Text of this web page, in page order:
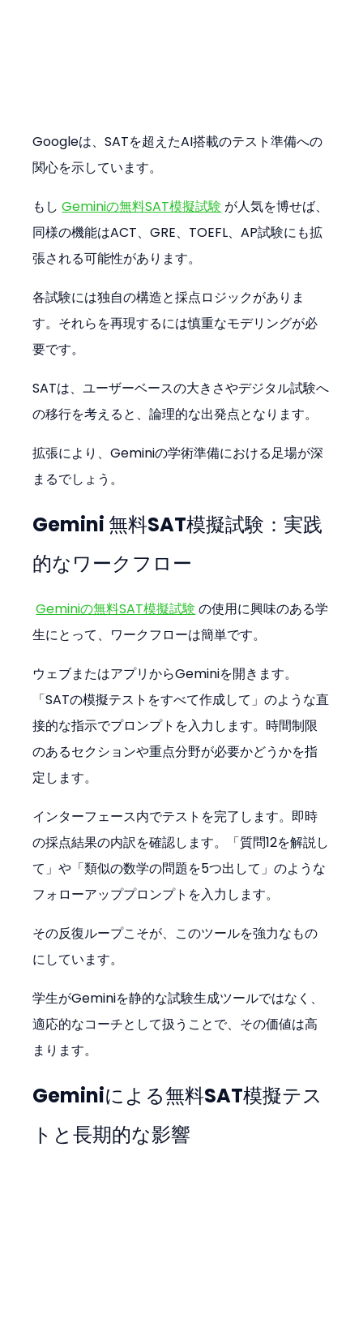
Googleは、SATを超えたAI搭載のテスト準備への
関心を示しています。
もし Geminiの無料SAT模擬試験 が人気を博せば、
同様の機能はACT、GRE、TOEFL、AP試験にも拡
張される可能性があります。
各試験には独自の構造と採点ロジックがありま
す。それらを再現するには慎重なモデリングが必
要です。
SATは、ユーザーベースの大きさやデジタル試験へ
の移行を考えると、論理的な出発点となります。
拡張により、Geminiの学術準備における足場が深
まるでしょう。
Gemini 無料SAT模擬試験：実践
的なワークフロー
Geminiの無料SAT模擬試験 の使用に興味のある学
生にとって、ワークフローは簡単です。
ウェブまたはアプリからGeminiを開きます。
「SATの模擬テストをすべて作成して」のような直
接的な指示でプロンプトを入力します。時間制限
のあるセクションや重点分野が必要かどうかを指
定します。
インターフェース内でテストを完了します。即時
の採点結果の内訳を確認します。「質問12を解説し
て」や「類似の数学の問題を5つ出して」のような
フォローアッププロンプトを入力します。
その反復ループこそが、このツールを強力なもの
にしています。
学生がGeminiを静的な試験生成ツールではなく、
適応的なコーチとして扱うことで、その価値は高
まります。
Geminiによる無料SAT模擬テス
トと長期的な影響